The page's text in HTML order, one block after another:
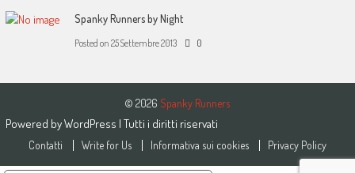
Spanky Runners by Night
Posted on 25 Settembre 2013 0
© 2026 Spanky Runners
Powered byWordPress | Tutti i diritti riservati
Contatti Write for Us Informativa sui cookies Privacy Policy